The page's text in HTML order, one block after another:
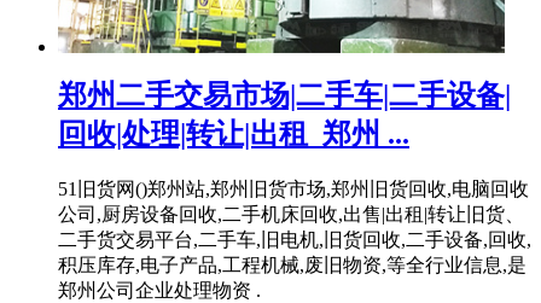
郑州二手交易市场|二手车|二手设备|
回收|处理|转让|出租_郑州 ...
51旧货网()郑州站,郑州旧货市场,郑州旧货回收,电脑回收
公司,厨房设备回收,二手机床回收,出售|出租|转让旧货、
二手货交易平台,二手车,旧电机,旧货回收,二手设备,回收,
积压库存,电子产品,工程机械,废旧物资,等全行业信息,是
郑州公司企业处理物资 .